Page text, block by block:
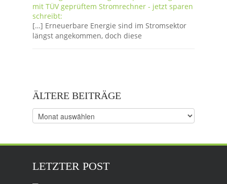
mit TÜV geprüftem Stromrechner - jetzt sparen
schreibt:
[…] Erneuerbare Energie sind im Stromsektor
längst angekommen, doch diese
ÄLTERE BEITRÄGE
Ältere
Beiträge
LETZTER POST